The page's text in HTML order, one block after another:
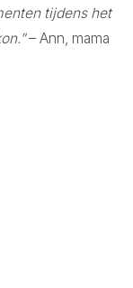
tijdens het
– Ann, mama